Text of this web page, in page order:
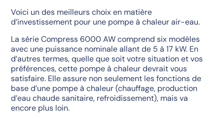
Voici un des meilleurs choix en matière
d’investissement pour une pompe à chaleur air-eau.
La série Compress 6000 AW comprend six modèles
avec une puissance nominale allant de 5 à 17 kW. En
d’autres termes, quelle que soit votre situation et vos
préférences, cette pompe à chaleur devrait vous
satisfaire. Elle assure non seulement les fonctions de
base d’une pompe à chaleur (chauffage, production
d’eau chaude sanitaire, refroidissement), mais va
encore plus loin.